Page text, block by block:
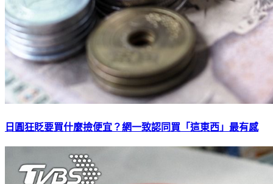
日圓狂貶要買什麼撿便宜？網一致認同買「這東西」最有感